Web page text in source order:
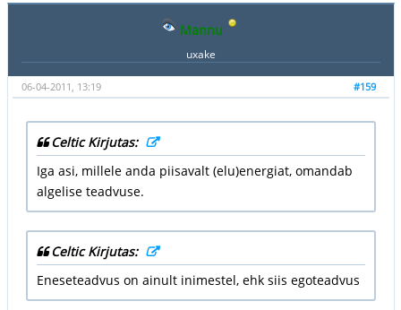
Mannu
uxake
#159
06-04-2011, 13:19
Celtic Kirjutas:
Iga asi, millele anda piisavalt (elu)energiat, omandab
algelise teadvuse.
Celtic Kirjutas:
Eneseteadvus on ainult inimestel, ehk siis egoteadvus